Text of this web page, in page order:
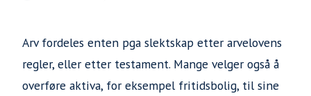
Arv fordeles enten pga slektskap etter arvelovens
regler, eller etter testament. Mange velger også å
overføre aktiva, for eksempel fritidsbolig, til sine